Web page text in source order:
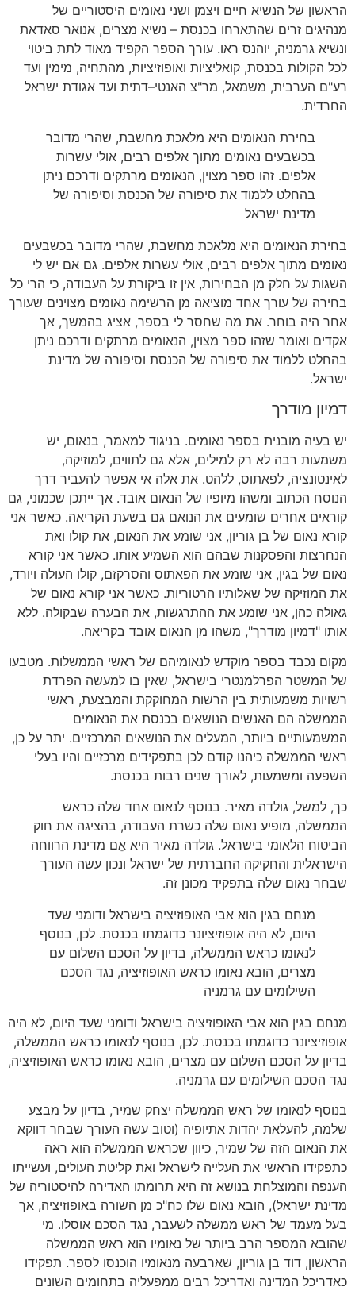
הראשון של הנשיא חיים ויצמן ושני נאומים היסטוריים של
מנהיגים זרים שהתארחו בכנסת – נשיא מצרים, אנואר סאדאת
ונשיא גרמניה, יוהנס ראו. עורך הספר הקפיד מאוד לתת ביטוי
לכל הקולות בכנסת, קואליציות ואופוזיציות, מהתחיה, מימין ועד
רע"ם הערבית, משמאל, מר"צ האנטי–דתית ועד אגודת ישראל
החרדית.
בחירת הנאומים היא מלאכת מחשבת, שהרי מדובר
בכשבעים נאומים מתוך אלפים רבים, אולי עשרות
אלפים. זהו ספר מצוין, הנאומים מרתקים ודרכם ניתן
בהחלט ללמוד את סיפורה של הכנסת וסיפורה של
מדינת ישראל
בחירת הנאומים היא מלאכת מחשבת, שהרי מדובר בכשבעים
נאומים מתוך אלפים רבים, אולי עשרות אלפים. גם אם יש לי
השגות על חלק מן הבחירות, אין זו ביקורת על העבודה, כי הרי כל
בחירה של עורך אחד מוציאה מן הרשימה נאומים מצוינים שעורך
אחר היה בוחר. את מה שחסר לי בספר, אציג בהמשך, אך
אקדים ואומר שזהו ספר מצוין, הנאומים מרתקים ודרכם ניתן
בהחלט ללמוד את סיפורה של הכנסת וסיפורה של מדינת
ישראל.
דמיון מודרך
יש בעיה מובנית בספר נאומים. בניגוד למאמר, בנאום, יש
משמעות רבה לא רק למילים, אלא גם לתווים, למוזיקה,
לאינטונציה, לפאתוס, ללהט. את אלה אי אפשר להעביר דרך
הנוסח הכתוב ומשהו מיופיו של הנאום אובד. אך ייתכן שכמוני, גם
קוראים אחרים שומעים את הנואם גם בשעת הקריאה. כאשר אני
קורא נאום של בן גוריון, אני שומע את הנאום, את קולו ואת
הנחרצות והפסקנות שבהם הוא השמיע אותו. כאשר אני קורא
נאום של בגין, אני שומע את הפאתוס והסרקזם, קולו העולה ויורד,
את המוזיקה של שאלותיו הרטוריות. כאשר אני קורא נאום של
גאולה כהן, אני שומע את ההתרגשות, את הבערה שבקולה. ללא
אותו "דמיון מודרך", משהו מן הנאום אובד בקריאה.
מקום נכבד בספר מוקדש לנאומיהם של ראשי הממשלות. מטבעו
של המשטר הפרלמנטרי בישראל, שאין בו למעשה הפרדת
רשויות משמעותית בין הרשות המחוקקת והמבצעת, ראשי
הממשלה הם האנשים הנושאים בכנסת את הנאומים
המשמעותיים ביותר, המעלים את הנושאים המרכזיים. יתר על כן,
ראשי הממשלה כיהנו קודם לכן בתפקידים מרכזיים והיו בעלי
השפעה ומשמעות, לאורך שנים רבות בכנסת.
כך, למשל, גולדה מאיר. בנוסף לנאום אחד שלה כראש
הממשלה, מופיע נאום שלה כשרת העבודה, בהציגה את חוק
הביטוח הלאומי בישראל. גולדה מאיר היא אֵם מדינת הרווחה
הישראלית והחקיקה החברתית של ישראל ונכון עשה העורך
שבחר נאום שלה בתפקיד מכונן זה.
מנחם בגין הוא אבי האופוזיציה בישראל ודומני שעד
היום, לא היה אופוזיציונר כדוגמתו בכנסת. לכן, בנוסף
לנאומו כראש הממשלה, בדיון על הסכם השלום עם
מצרים, הובא נאומו כראש האופוזיציה, נגד הסכם
השילומים עם גרמניה
מנחם בגין הוא אבי האופוזיציה בישראל ודומני שעד היום, לא היה
אופוזיציונר כדוגמתו בכנסת. לכן, בנוסף לנאומו כראש הממשלה,
בדיון על הסכם השלום עם מצרים, הובא נאומו כראש האופוזיציה,
נגד הסכם השילומים עם גרמניה.
בנוסף לנאומו של ראש הממשלה יצחק שמיר, בדיון על מבצע
שלמה, להעלאת יהדות אתיופיה (וטוב עשה העורך שבחר דווקא
את הנאום הזה של שמיר, כיוון שכראש הממשלה הוא ראה
כתפקידו הראשי את העלייה לישראל ואת קליטת העולים, ועשייתו
הענפה והמוצלחת בנושא זה היא תרומתו האדירה להיסטוריה של
מדינת ישראל), הובא נאום שלו כח"כ מן השורה באופוזיציה, אך
בעל מעמד של ראש ממשלה לשעבר, נגד הסכם אוסלו. מי
שהובא המספר הרב ביותר של נאומיו הוא ראש הממשלה
הראשון, דוד בן גוריון, שארבעה מנאומיו הוכנסו לספר. תפקידו
כאדריכל המדינה ואדריכל רבים ממפעליה בתחומים השונים